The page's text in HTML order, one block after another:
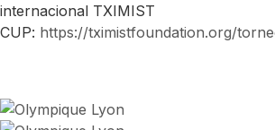
internacional TXIMIST
CUP: https://tximistfoundation.org/